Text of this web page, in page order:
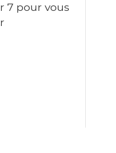
7 pour vous